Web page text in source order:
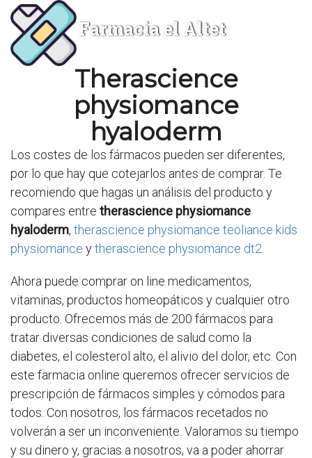
Farmacia el Altet
Therascience
physiomance
hyaloderm
Los costes de los fármacos pueden ser diferentes,
por lo que hay que cotejarlos antes de comprar. Te
recomiendo que hagas un análisis del producto y
compares entre therascience physiomance
hyaloderm, therascience physiomance teoliance kids
physiomance ytherascience physiomance dt2
Ahora puede comprar on line medicamentos,
vitaminas, productos homeopáticos y cualquier otro
producto. Ofrecemos más de 200 fármacos para
tratar diversas condiciones de salud como la
diabetes, el colesterol alto, el alivio del dolor, etc. Con
este farmacia online queremos ofrecer servicios de
prescripción de fármacos simples y cómodos para
todos. Con nosotros, los fármacos recetados no
volverán a ser un inconveniente. Valoramos su tiempo
y su dinero y, gracias a nosotros, va a poder ahorrar